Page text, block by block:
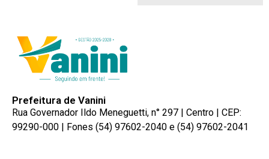
Prefeitura de Vanini
Rua Governador Ildo Meneguetti, n° 297 | Centro | CEP:
99290-000 | Fones (54) 97602-2040 e (54) 97602-2041